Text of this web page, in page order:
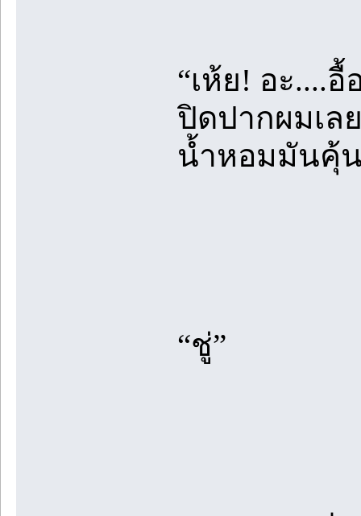
“เห้ย! อะ....
ปิดปากผมเล
น้ำหอมมันคุ้
“ชู่”